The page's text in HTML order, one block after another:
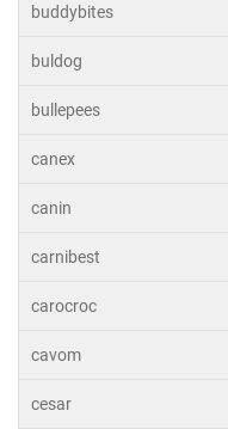
buddybites
buldog
bullepees
canex
canin
carnibest
carocroc
cavom
cesar